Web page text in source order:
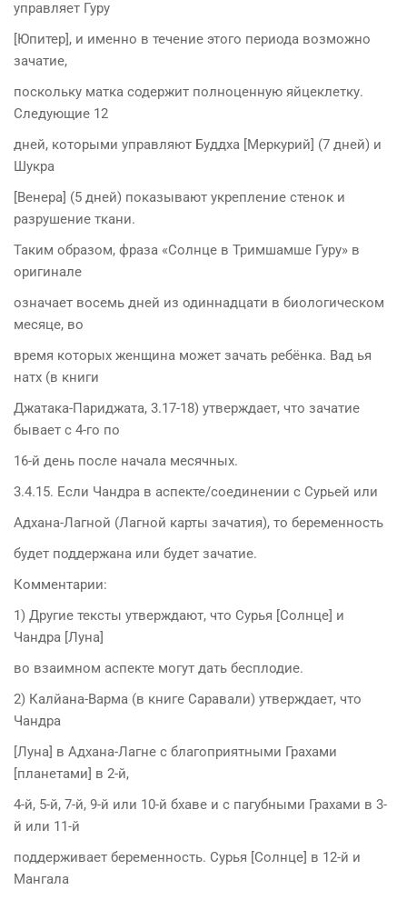
управляет Гуру
[Юпитер], и именно в течение этого периода возможно
зачатие,
поскольку матка содержит полноценную яйцеклетку.
Следующие 12
дней, которыми управляют Буддха [Меркурий] (7 дней) и
Шукра
[Венера] (5 дней) показывают укрепление стенок и
разрушение ткани.
Таким образом, фраза «Солнце в Тримшамше Гуру» в
оригинале
означает восемь дней из одиннадцати в биологическом
месяце, во
время которых женщина может зачать ребёнка. Вад ья
натх (в книги
Джатака-Париджата, 3.17-18) утверждает, что зачатие
бывает с 4-го по
16-й день после начала месячных.
3.4.15. Если Чандра в аспекте/соединении с Сурьей или
Адхана-Лагной (Лагной карты зачатия), то беременность
будет поддержана или будет зачатие.
Комментарии:
1) Другие тексты утверждают, что Сурья [Солнце] и
Чандра [Луна]
во взаимном аспекте могут дать бесплодие.
2) Калйана-Варма (в книге Саравали) утверждает, что
Чандра
[Луна] в Адхана-Лагне с благоприятными Грахами
[планетами] в 2-й,
4-й, 5-й, 7-й, 9-й или 10-й бхаве и с пагубными Грахами в 3-
й или 11-й
поддерживает беременность. Сурья [Солнце] в 12-й и
Мангала